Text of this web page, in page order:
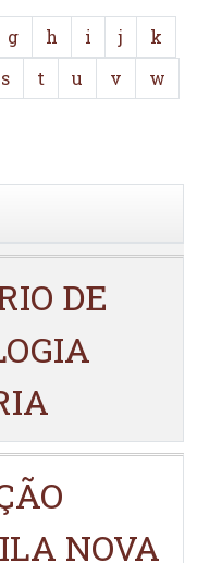
g h i j
k
s t u v
w
DE
NOVA